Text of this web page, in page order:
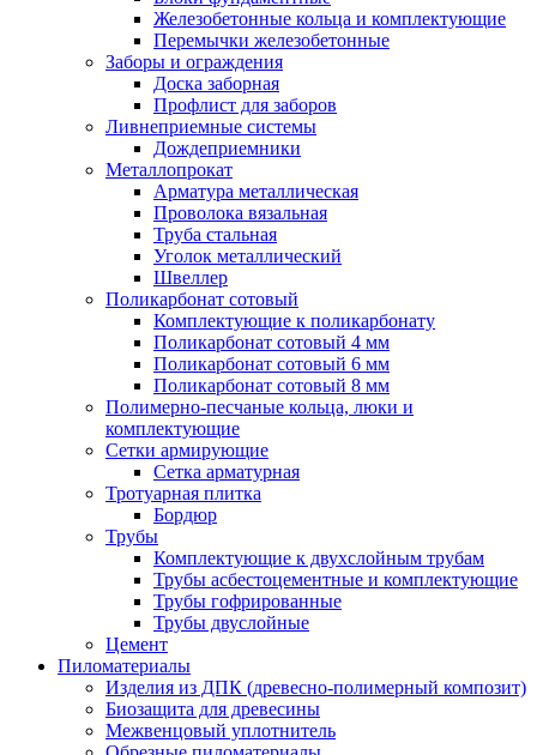
Железобетонные кольца и комплектующие
Перемычки железобетонные
Заборы и ограждения
Доска заборная
Профлист для заборов
Ливнеприемные системы
Дождеприемники
Металлопрокат
Арматура металлическая
Проволока вязальная
Труба стальная
Уголок металлический
Швеллер
Поликарбонат сотовый
Комплектующие к поликарбонату
Поликарбонат сотовый 4 мм
Поликарбонат сотовый 6 мм
Поликарбонат сотовый 8 мм
Полимерно-песчаные кольца, люки и
комплектующие
Сетки армирующие
Сетка арматурная
Тротуарная плитка
Бордюр
Трубы
Комплектующие к двухслойным трубам
Трубы асбестоцементные и комплектующие
Трубы гофрированные
Трубы двуслойные
Цемент
Пиломатериалы
Изделия из ДПК (древесно-полимерный композит)
Биозащита для древесины
Межвенцовый уплотнитель